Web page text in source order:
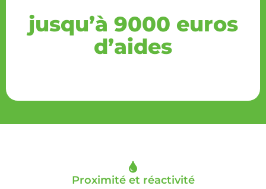
jusqu’à 9000 euros
d’aides
Proximité et réactivité